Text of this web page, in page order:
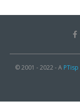
© 2001 - 2022 - A PTisp